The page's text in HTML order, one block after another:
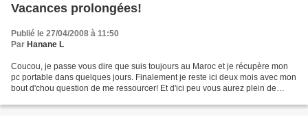
Vacances prolongées!
Publié le 27/04/2008 à 11:50
Par Hanane L
Coucou, je passe vous dire que suis toujours au Maroc et je récupère mon
pc portable dans quelques jours. Finalement je reste ici deux mois avec mon
bout d'chou question de me ressourcer! Et d'ici peu vous aurez plein de